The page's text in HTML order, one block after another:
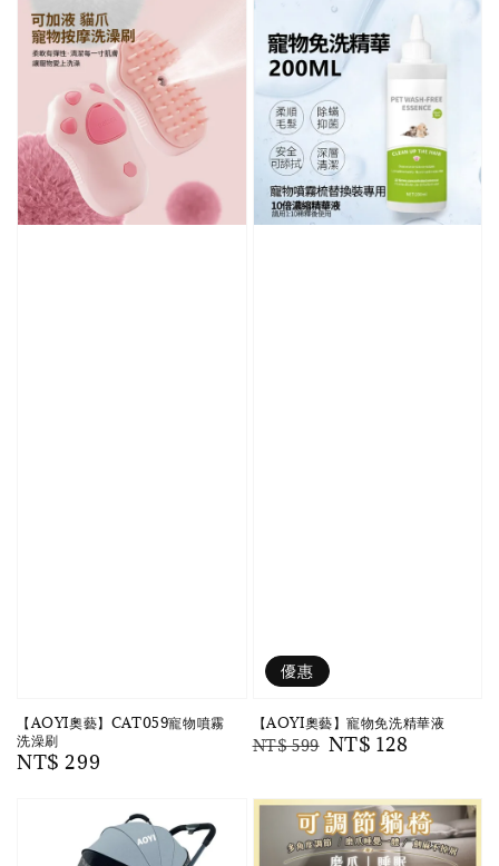
【AOYI奧藝】CAT059寵物噴霧
洗澡刷
Regular
NT$ 299
優惠
【AOYI奧藝】寵物免洗精華液
Regular
NT$ 599 Sale
NT$ 128